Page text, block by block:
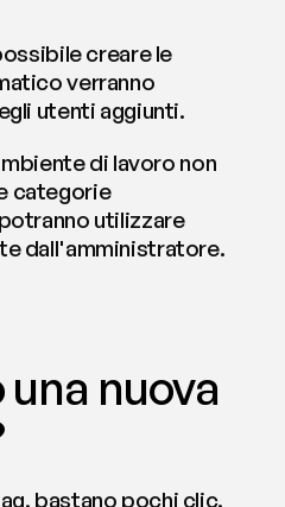
creare le
verranno
utenti aggiunti.
di lavoro non
categorie
utilizzare
dall'amministratore.
nuova
bastano pochi clic.